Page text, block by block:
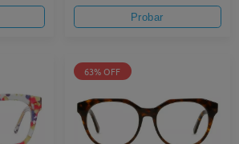
Probar
63% OFF